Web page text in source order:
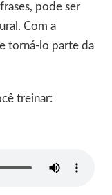
pode ser
Com a
torná-lo parte da
treinar: